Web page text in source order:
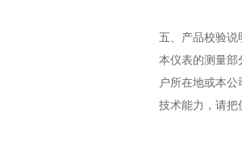
五、产品校验说
本仪表的测量部
户所在地或本
技术能力，请把